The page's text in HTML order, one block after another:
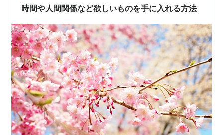
う。
時間や人間関係など欲しいものを手に入れる方法